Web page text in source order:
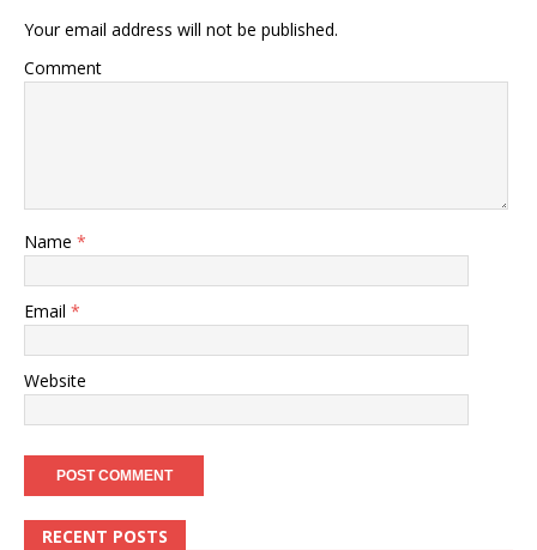
Your email address will not be published.
Comment
Name *
Email *
Website
RECENT POSTS